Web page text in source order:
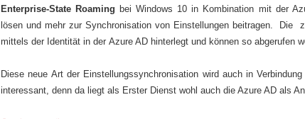
Enterprise-State Roaming bei Windows 10 in Kombination mit der
lösen und mehr zur Synchronisation von Einstellungen beitragen. Die
mittels der Identität in der Azure AD hinterlegt und können so abgerufen
Diese neue Art der Einstellungssynchronisation wird auch in
interessant, denn da liegt als Erster Dienst wohl auch die Azure AD als